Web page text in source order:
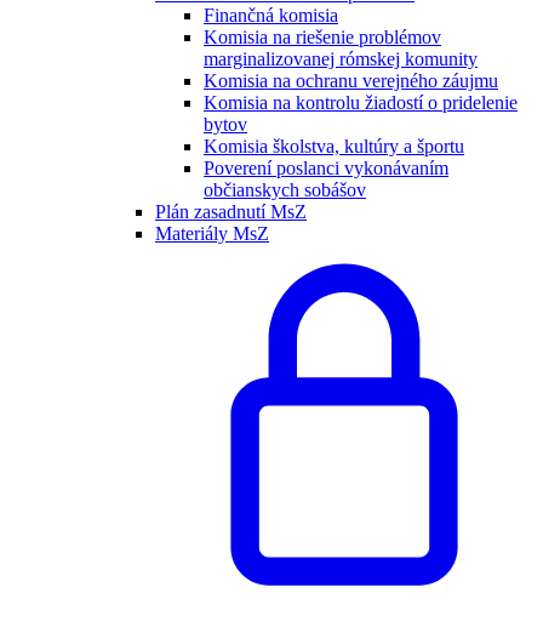
Finančná komisia
Komisia na riešenie problémov
marginalizovanej rómskej komunity
Komisia na ochranu verejného záujmu
Komisia na kontrolu žiadostí o pridelenie
bytov
Komisia školstva, kultúry a športu
Poverení poslanci vykonávaním
občianskych sobášov
Plán zasadnutí MsZ
Materiály MsZ